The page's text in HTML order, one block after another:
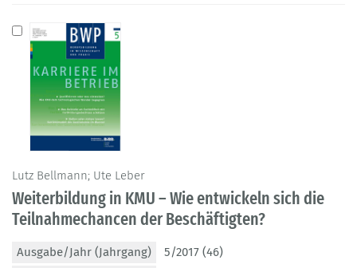
Lutz Bellmann; Ute Leber
Weiterbildung in KMU – Wie entwickeln sich die
Teilnahmechancen der Beschäftigten?
Ausgabe/Jahr (Jahrgang)
5/2017 (46)